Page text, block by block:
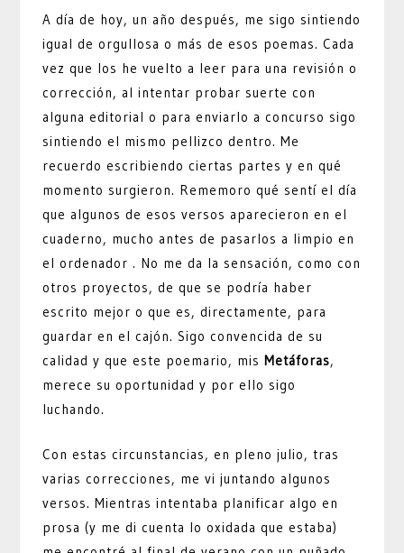
A día de hoy, un año después, me sigo sintiendo
igual de orgullosa o más de esos poemas. Cada
vez que los he vuelto a leer para una revisión o
corrección, al intentar probar suerte con
alguna editorial o para enviarlo a concurso sigo
sintiendo el mismo pellizco dentro. Me
recuerdo escribiendo ciertas partes y en qué
momento surgieron. Rememoro qué sentí el día
que algunos de esos versos aparecieron en el
cuaderno, mucho antes de pasarlos a limpio en
el ordenador . No me da la sensación, como con
otros proyectos, de que se podría haber
escrito mejor o que es, directamente, para
guardar en el cajón. Sigo convencida de su
calidad y que este poemario, mis Metáforas,
merece su oportunidad y por ello sigo
luchando.
Con estas circunstancias, en pleno julio, tras
varias correcciones, me vi juntando algunos
versos. Mientras intentaba planificar algo en
prosa (y me di cuenta lo oxidada que estaba)